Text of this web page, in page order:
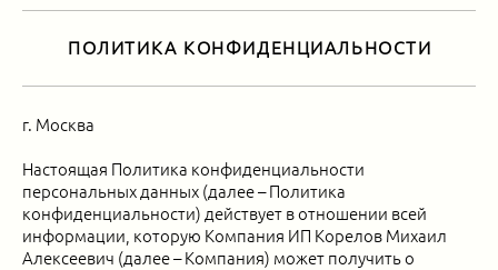
ПОЛИТИКА КОНФИДЕНЦИАЛЬНОСТИ
г. Москва
Настоящая Политика конфиденциальности
персональных данных (далее – Политика
конфиденциальности) действует в отношении всей
информации, которую Компания ИП Корелов Михаил
Алексеевич (далее – Компания) может получить о